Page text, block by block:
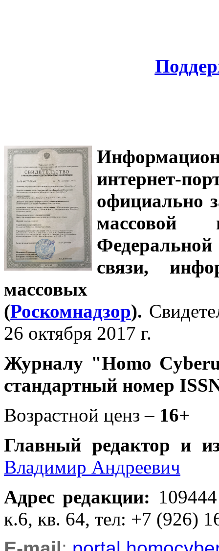
интернет-
официально
связи,
массовых
(Роскомнадзор).
26 октября 2017 г.
Журналу "Homo
стандартный номер
Возрастной ценз – 16+
Главный редактор и
Владимир Андреевич
Адрес редакции:
к.6, кв. 64, тел: +7 (926)